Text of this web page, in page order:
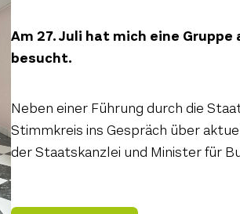
Am 27. Juli hat mich eine
besucht.
Neben einer Führung durch die
Stimmkreis ins Gespräch über
der Staatskanzlei und Minister für